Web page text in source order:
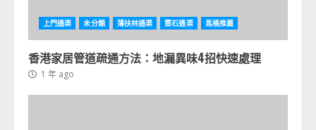
上門通渠 未分類 薄扶林通渠 雲石通渠 馬桶推薦
香港家居管道疏通方法：地漏異味4招快速處理
1 年 ago